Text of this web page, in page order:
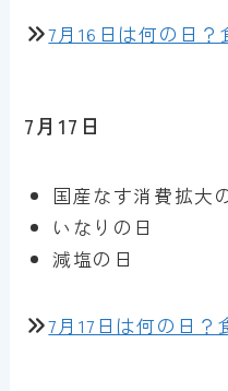
7月16日は何の日？
7月17日
国産なす消費拡大
いなりの日
減塩の日
7月17日は何の日？